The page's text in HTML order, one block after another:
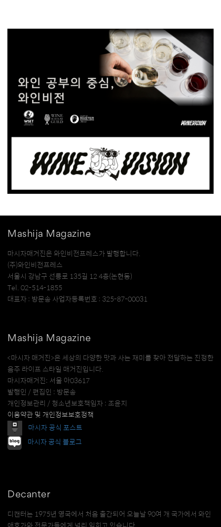
Mashija Magazine
마시자매거진은 와인비전프레스가 발행합니다.
(주)와인비전프레스
서울시 강남구 선릉로 135길 12 4층(논현동)
Tel. 02-514-1855
대표자 : 방문송 사업자등록번호 : 325-87-00031
Mashija Magazine
<마시자 매거진>은 세상의 다양한 맛과 사는 재미를 찾아 전달하는 진정한
음주 라이프 스타일 매거진입니다.
마시자매거진: 서울 아03617
발행인 / 편집인 : 방문송
개인정보관리 / 청소년보호책임자 : 조윤지
이용약관 및 개인정보보호정책
마시자 공식 포스트
마시자 공식 블로그
Decanter
디캔터는 1975년 영국에서 처음 출간되어 오늘날 90여 개 국가에서 와인